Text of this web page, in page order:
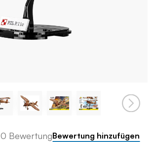
0 BewertungBewertung hinzufügen